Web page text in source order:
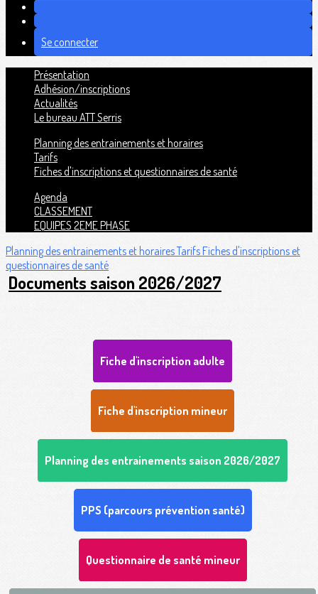
Se connecter
Présentation
Adhésion/inscriptions
Actualités
Le bureau ATT Serris
Planning des entrainements et horaires
Tarifs
Fiches d'inscriptions et questionnaires de santé
Agenda
CLASSEMENT
EQUIPES 2EME PHASE
Planning des entrainements et horairesTarifsFiches d'inscriptions et
questionnaires de santé
Documents saison 2026/2027
Fiche d'inscription adulte
Fiche d'inscription mineur
Planning des entrainements saison 2026/2027
PPS (parcours prévention santé)
Questionnaire de santé mineur